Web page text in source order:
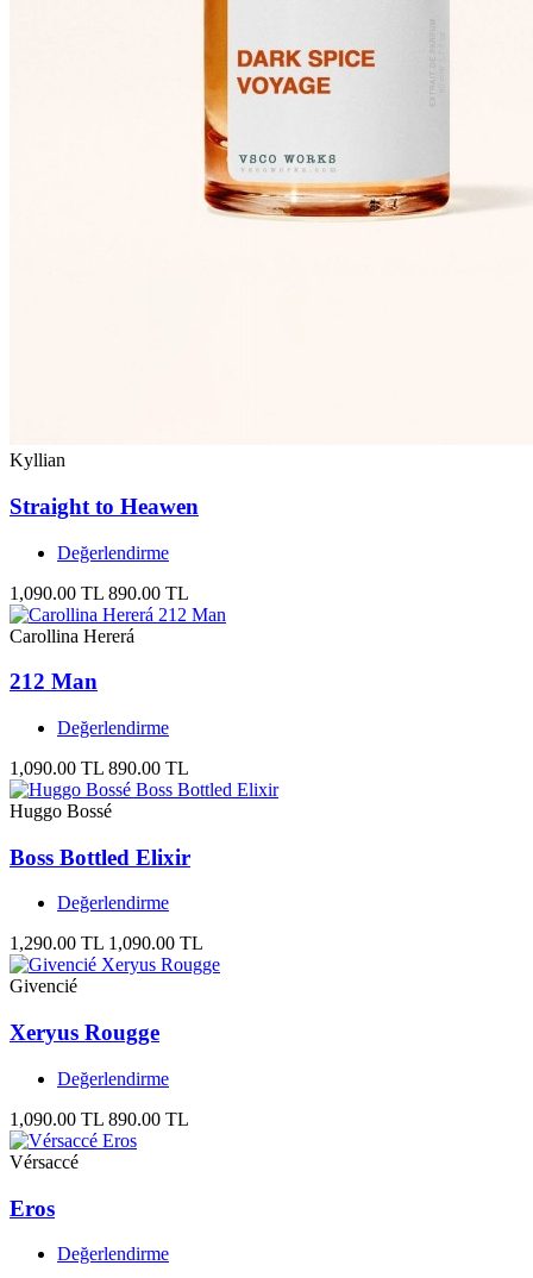
Kyllian
Straight to Heawen
Değerlendirme
1,090.00 TL 890.00 TL
Carollina Hererá
212 Man
Değerlendirme
1,090.00 TL 890.00 TL
Huggo Bossé
Boss Bottled Elixir
Değerlendirme
1,290.00 TL 1,090.00 TL
Givencié
Xeryus Rougge
Değerlendirme
1,090.00 TL 890.00 TL
Vérsaccé
Eros
Değerlendirme